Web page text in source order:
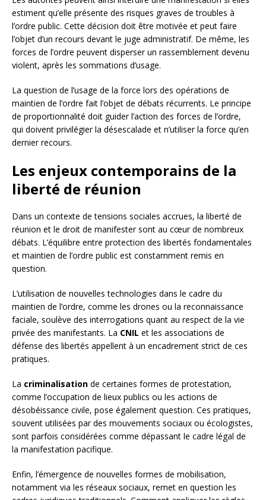
estiment qu’elle présente des risques graves de troubles à
l’ordre public. Cette décision doit être motivée et peut faire
l’objet d’un recours devant le juge administratif. De même, les
forces de l’ordre peuvent disperser un rassemblement devenu
violent, après les sommations d’usage.
La question de l’usage de la force lors des opérations de
maintien de l’ordre fait l’objet de débats récurrents. Le principe
de proportionnalité doit guider l’action des forces de l’ordre,
qui doivent privilégier la désescalade et n’utiliser la force qu’en
dernier recours.
Les enjeux contemporains de la
liberté de réunion
Dans un contexte de tensions sociales accrues, la liberté de
réunion et le droit de manifester sont au cœur de nombreux
débats. L’équilibre entre protection des libertés fondamentales
et maintien de l’ordre public est constamment remis en
question.
L’utilisation de nouvelles technologies dans le cadre du
maintien de l’ordre, comme les drones ou la reconnaissance
faciale, soulève des interrogations quant au respect de la vie
privée des manifestants. La CNIL et les associations de
défense des libertés appellent à un encadrement strict de ces
pratiques.
La criminalisation de certaines formes de protestation,
comme l’occupation de lieux publics ou les actions de
désobéissance civile, pose également question. Ces pratiques,
souvent utilisées par des mouvements sociaux ou écologistes,
sont parfois considérées comme dépassant le cadre légal de
la manifestation pacifique.
Enfin, l’émergence de nouvelles formes de mobilisation,
notamment via les réseaux sociaux, remet en question les